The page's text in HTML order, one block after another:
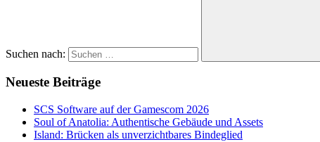
Suchen nach:
Neueste Beiträge
SCS Software auf der Gamescom 2026
Soul of Anatolia: Authentische Gebäude und Assets
Island: Brücken als unverzichtbares Bindeglied